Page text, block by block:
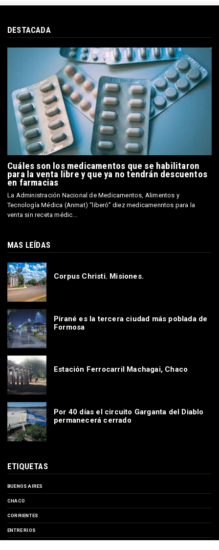
DESTACADA
Cuáles son los medicamentos que se habilitaron
para la venta libre y que ya no tendrán descuentos
en farmacias
La Administración Nacional de Medicamentos, Alimentos y
Tecnología Médica (Anmat) “liberó” diez medicamenntos para la
venta sin receta médic...
MAS LEÍDAS
Corpus Christi. Misiones.
Pirané es la tercera ciudad más poblada de
Formosa
Estación Ferrocarril Machagai, Chaco
Por 40 días el circuito Garganta del Diablo
permanecerá cerrado
ETIQUETAS
BUENOS AIRES
CHACO
CORRIENTES
ENTRE RIOS